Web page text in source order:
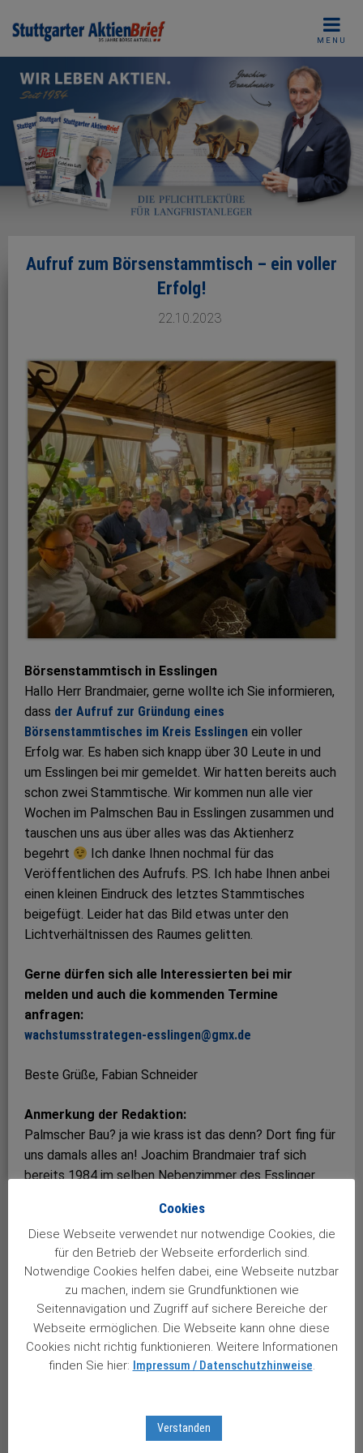
MENU
Aufruf zum Börsenstammtisch – ein voller
Erfolg!
22.10.2023
Börsenstammtisch in Esslingen
Hallo Herr Brandmaier, gerne wollte ich Sie informieren,
dass der Aufruf zur Gründung eines
Börsenstammtisches im Kreis Esslingen ein voller
Erfolg war. Es haben sich knapp über 30 Leute in und
um Esslingen bei mir gemeldet. Wir hatten bereits auch
schon zwei Stammtische. Wir kommen nun alle vier
Wochen im Palmschen Bau in Esslingen zusammen und
tauschen uns aus über alles was das Aktienherz
begehrt
Ich danke Ihnen nochmal für das
Veröffentlichen des Aufrufs. P.S. Ich habe Ihnen anbei
einen kleinen Eindruck des letztes Stammtisches
beigefügt. Leider hat das Bild etwas unter den
Lichtverhältnissen des Raumes gelitten.
Gerne dürfen sich alle Interessierten bei mir
melden und auch die kommenden Termine
anfragen:
wachstumsstrategen-esslingen@gmx.de
Beste Grüße, Fabian Schneider
Anmerkung der Redaktion:
Palmscher Bau? ja wie krass ist das denn? Dort fing für
uns damals alles an! Joachim Brandmaier traf sich
bereits 1984 im selben Nebenzimmer des Esslinger
einem Gläschen Wein wurde dort schon – vor fast 40
Jahren – leidenschaftlich über Aktien diskutiert –
Joachim Brandmaier war damals noch Student und 21
Jahre alt …
Der Stuttgarter Aktienbrief “Börse Aktuell” ist aus dem
Stuttgarter Aktien-Club hervorgegangen, der 1984 in
Esslingen bei Stuttgart gegründet wurde, mehr lesen ….
Cookies
Diese Webseite verwendet nur notwendige Cookies, die
für den Betrieb der Webseite erforderlich sind.
Notwendige Cookies helfen dabei, eine Webseite nutzbar
zu machen, indem sie Grundfunktionen wie
Seitennavigation und Zugriff auf sichere Bereiche der
Webseite ermöglichen. Die Webseite kann ohne diese
Cookies nicht richtig funktionieren. Weitere Informationen
finden Sie hier: Impressum / Datenschutzhinweise
Verstanden